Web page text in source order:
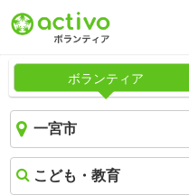
ボランティア